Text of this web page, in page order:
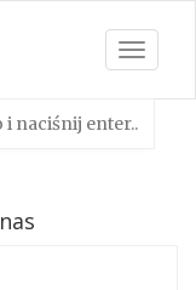
Toggle